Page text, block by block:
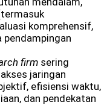
komprehensif,
pendampingan
firm sering
jaringan
efisiensi waktu,
dan pendekatan